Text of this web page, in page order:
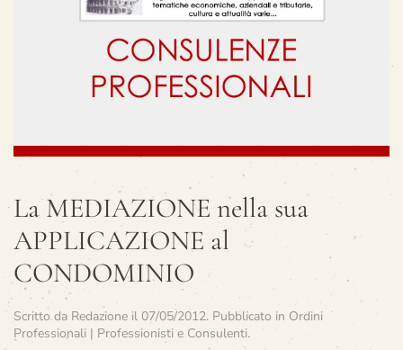
La MEDIAZIONE nella sua
APPLICAZIONE al
CONDOMINIO
Scritto da Redazione il 07/05/2012. Pubblicato in Ordini
Professionali | Professionisti e Consulenti.